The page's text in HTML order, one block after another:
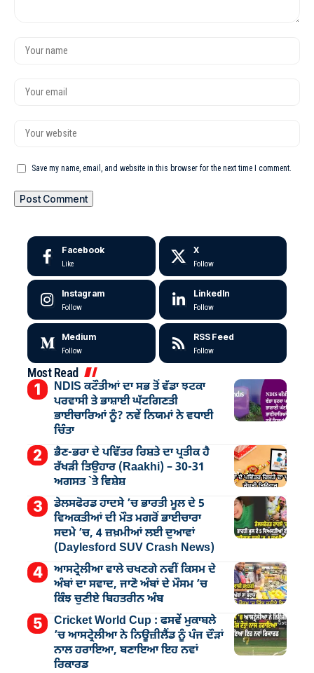
Save my name, email, and website in this browser for the next time I comment.
Facebook
Like
X
Follow
Instagram
Follow
LinkedIn
Follow
Medium
Follow
RSS Feed
Follow
Most Read
NDIS ਕਟੌਤੀਆਂ ਦਾ ਸਭ ਤੋਂ ਵੱਡਾ ਝਟਕਾ
ਪਰਵਾਸੀ ਤੇ ਭਾਸ਼ਾਈ ਘੱਟਗਿਣਤੀ
ਭਾਈਚਾਰਿਆਂ ਨੂੰ? ਨਵੇਂ ਨਿਯਮਾਂ ਨੇ ਵਧਾਈ
ਚਿੰਤਾ
ਭੈਣ-ਭਰਾ ਦੇ ਪਵਿੱਤਰ ਰਿਸ਼ਤੇ ਦਾ ਪ੍ਰਤੀਕ ਹੈ
ਰੱਖੜੀ ਤਿਉਹਾਰ (Raakhi) – 30-31
ਅਗਸਤ `ਤੇ ਵਿਸ਼ੇਸ਼
ਡੇਲਸਫੋਰਡ ਹਾਦਸੇ ’ਚ ਭਾਰਤੀ ਮੂਲ ਦੇ 5
ਵਿਅਕਤੀਆਂ ਦੀ ਮੌਤ ਮਗਰੋਂ ਭਾਈਚਾਰਾ
ਸਦਮੇ ’ਚ, 4 ਜ਼ਖ਼ਮੀਆਂ ਲਈ ਦੁਆਵਾਂ
(Daylesford SUV Crash News)
ਆਸਟ੍ਰੇਲੀਆ ਵਾਲੇ ਚਖਣਗੇ ਨਵੀਂ ਕਿਸਮ ਦੇ
ਅੰਬਾਂ ਦਾ ਸਵਾਦ, ਜਾਣੋ ਅੰਬਾਂ ਦੇ ਮੌਸਮ ’ਚ
ਕਿੰਝ ਚੁਣੀਏ ਬਿਹਤਰੀਨ ਅੰਬ
Cricket World Cup : ਫਸਵੇਂ ਮੁਕਾਬਲੇ
’ਚ ਆਸਟ੍ਰੇਲੀਆ ਨੇ ਨਿਊਜ਼ੀਲੈਂਡ ਨੂੰ ਪੰਜ ਦੌੜਾਂ
ਨਾਲ ਹਰਾਇਆ, ਬਣਾਇਆ ਇਹ ਨਵਾਂ
ਰਿਕਾਰਡ